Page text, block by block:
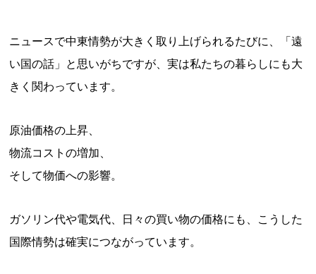
ニュースで中東情勢が大きく取り上げられるたびに、「遠
い国の話」と思いがちですが、実は私たちの暮らしにも大
きく関わっています。
原油価格の上昇、
物流コストの増加、
そして物価への影響。
ガソリン代や電気代、日々の買い物の価格にも、こうした
国際情勢は確実につながっています。